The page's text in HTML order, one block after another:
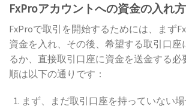
FxProアカウントへの資金の入れ方
FxProで取引を開始するためには、まず
資金を入れ、その後、希望する取引口座
るか、直接取引口座に資金を送金する必
順は以下の通りです：
まず、まだ取引口座を持っていない